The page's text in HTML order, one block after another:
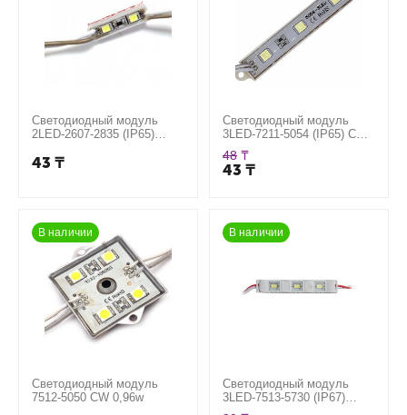
Светодиодный модуль
2LED-2607-2835 (IP65)
43 ₸
Светодиодный модуль
3LED-7211-5054 (IP65) CW
0,72W, цвет белый
48 ₸
43 ₸
В наличии
Светодиодный модуль
7512-5050 CW 0,96w
В наличии
Светодиодный модуль
3LED-7513-5730 (IP67)
0,6W, цвет белый